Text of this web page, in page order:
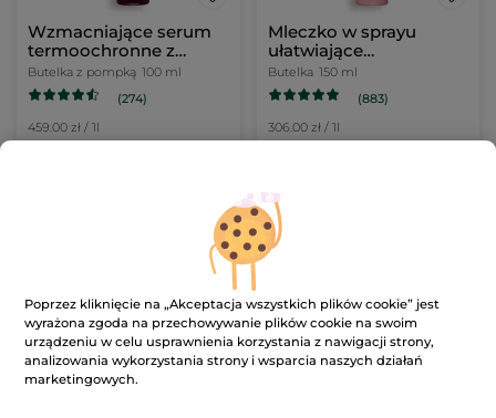
Wzmacniające serum
termoochronne z
karczochem bio 100 ml
Butelka z pompką 100 ml
(274)
459.00 zł / 1l
Mleczko w sprayu
ułatwiające
rozczesywanie z
mlekiem kasztanowym
bio 150 ml
Butelka 150 ml
(883)
306.00 zł / 1l
Poprzez kliknięcie na „Akceptacja wszystkich plików cookie” jest
wyrażona zgoda na przechowywanie plików cookie na swoim
urządzeniu w celu usprawnienia korzystania z nawigacji strony,
analizowania wykorzystania strony i wsparcia naszych działań
marketingowych.